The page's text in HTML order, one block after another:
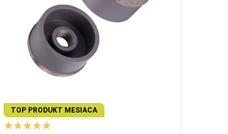
TOP PRODUKT MESIACA